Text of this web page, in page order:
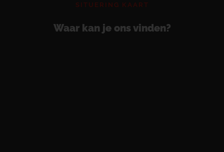
SITUERING KAART
Waar kan je ons vinden?